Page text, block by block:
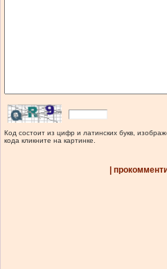
Код состоит из цифр и латинских букв,
кода кликните на картинке.
|